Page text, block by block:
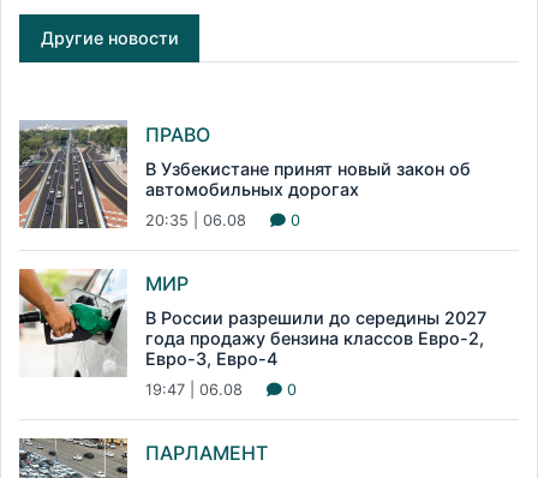
Другие новости
ПРАВО
В Узбекистане принят новый закон об
автомобильных дорогах
20:35 | 06.08 0
МИР
В России разрешили до середины 2027
года продажу бензина классов Евро-2,
Евро-3, Евро-4
19:47 | 06.08 0
ПАРЛАМЕНТ